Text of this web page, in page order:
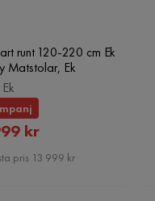
runt 120-220 cm Ek
Matstolar, Ek
Ek
Rabatterat
Pris
kr
pris 13 999 kr